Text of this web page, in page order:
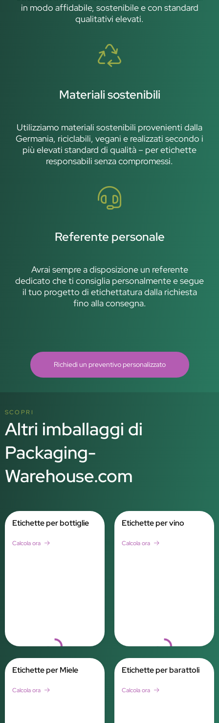
in modo affidabile, sostenibile e con standard
qualitativi elevati.
Materiali sostenibili
Utilizziamo materiali sostenibili provenienti dalla
Germania, riciclabili, vegani e realizzati secondo i
più elevati standard di qualità – per etichette
responsabili senza compromessi.
Referente personale
Avrai sempre a disposizione un referente
dedicato che ti consiglia personalmente e segue
il tuo progetto di etichettatura dalla richiesta
fino alla consegna.
Richiedi un preventivo personalizzato
SCOPRI
Altri imballaggi di
Packaging-
Warehouse.com
Loading...
Etichette per bottiglie
Calcola ora
Loading...
Etichette per vino
Calcola ora
Etichette per Miele
Calcola ora
Etichette per barattoli
Calcola ora